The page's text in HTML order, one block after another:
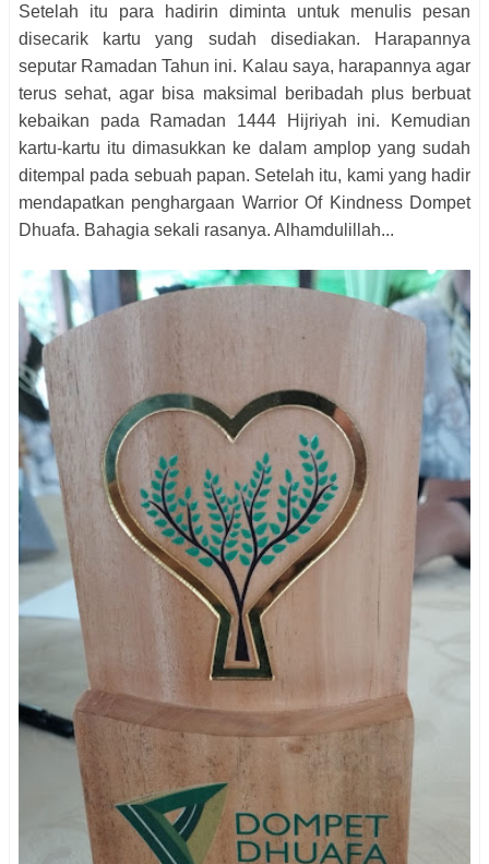
Setelah itu para hadirin diminta untuk menulis pesan
disecarik kartu yang sudah disediakan. Harapannya
seputar Ramadan Tahun ini. Kalau saya, harapannya agar
terus sehat, agar bisa maksimal beribadah plus berbuat
kebaikan pada Ramadan 1444 Hijriyah ini. Kemudian
kartu-kartu itu dimasukkan ke dalam amplop yang sudah
ditempal pada sebuah papan. Setelah itu, kami yang hadir
mendapatkan penghargaan Warrior Of Kindness Dompet
Dhuafa. Bahagia sekali rasanya. Alhamdulillah...